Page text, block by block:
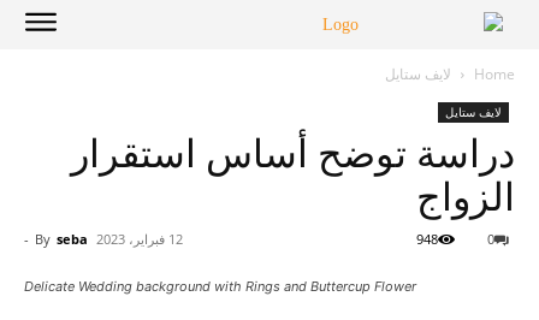
Home لايف ستايل
لايف ستايل
دراسة توضح أساس استقرار
الزواج
By seba
- 12 فبراير، 2023 0
948
Delicate Wedding background with Rings and Buttercup Flower